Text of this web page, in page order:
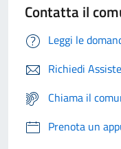
Contatta il
Leggi le
Richiedi
Chiama il
Prenota un